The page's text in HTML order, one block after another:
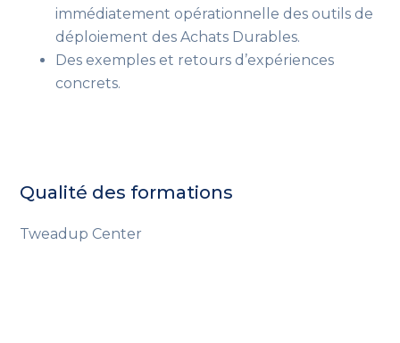
immédiatement opérationnelle des outils de
déploiement des Achats Durables.
Des exemples et retours d’expériences
concrets.
Qualité des formations
Tweadup Center